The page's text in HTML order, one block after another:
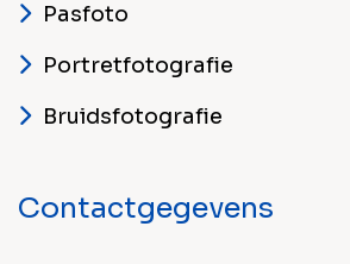
Pasfoto
Portretfotografie
Bruidsfotografie
Contactgegevens